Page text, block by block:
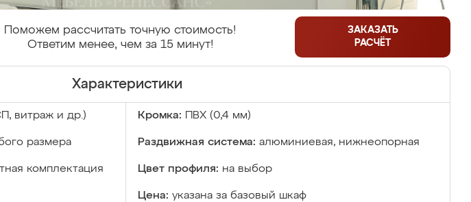
Поможем рассчитать точную стоимость!
Ответим менее, чем за 15 минут!
ЗАКАЗАТЬ
РАСЧЁТ
Характеристики
витраж и др.) Кромка: ПВХ (0,4 мм)
размера Раздвижная система: алюминиевая, нижнеопорная
комплектация Цвет профиля: на выбор
Цена: указана за базовый шкаф